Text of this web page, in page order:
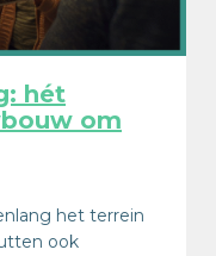
hét
om
het terrein
ook